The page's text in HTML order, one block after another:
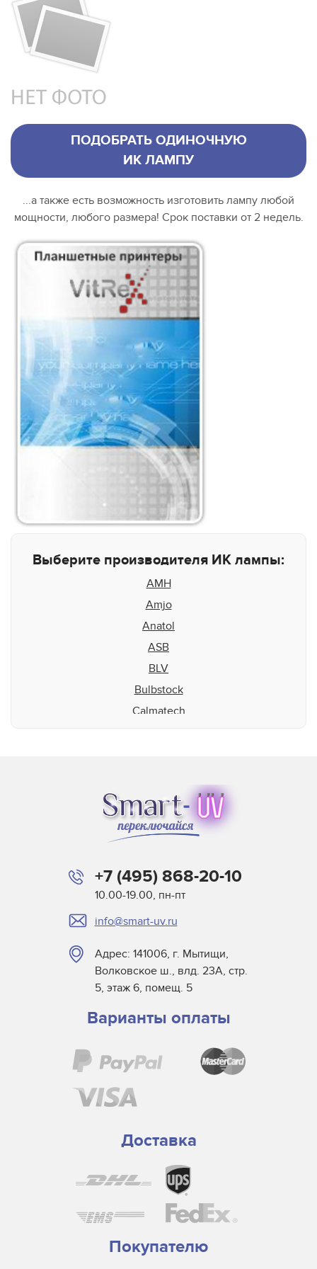
ПОДОБРАТЬ ОДИНОЧНУЮ
ИК ЛАМПУ
...а также есть возможность изготовить лампу любой
мощности, любого размера! Срок поставки от 2 недель.
Выберите производителя ИК лампы:
AMH
Amjo
Anatol
ASB
BLV
Bulbstock
Calmatech
Dr. Fischer
Eiko
Electronic Systems
Fannon
GE
Hamada
Heidelberg
Heraeus
Kings Machinery
MAN Roland
Nissei
Oxy Dry
Pacific
+7 (495) 868-20-10
10.00-19.00, пн-пт
info@smart-uv.ru
Адрес: 141006, г. Мытищи,
Волковское ш., влд. 23А, стр.
5, этаж 6, помещ. 5
Варианты оплаты
Доставка
Покупателю